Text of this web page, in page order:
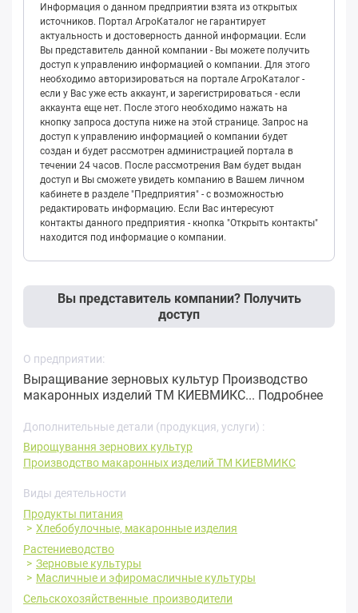
Информация о данном предприятии взята из открытых
источников. Портал АгроКаталог не гарантирует
актуальность и достоверность данной информации. Если
Вы представитель данной компании - Вы можете получить
доступ к управлению информацией о компании. Для этого
необходимо авторизироваться на портале АгроКаталог -
если у Вас уже есть аккаунт, и зарегистрироваться - если
аккаунта еще нет. После этого необходимо нажать на
кнопку запроса доступа ниже на этой странице. Запрос на
доступ к управлению информацией о компании будет
создан и будет рассмотрен администрацией портала в
течении 24 часов. После рассмотрения Вам будет выдан
доступ и Вы сможете увидеть компанию в Вашем личном
кабинете в разделе "Предприятия" - с возможностью
редактировать информацию. Если Вас интересуют
контакты данного предприятия - кнопка "Открыть контакты"
находится под информацие о компании.
Вы представитель компании? Получить
доступ
О предприятии:
Выращивание зерновых культур Производство
макаронных изделий ТМ КИЕВМИКС... Подробнее
Дополнительные детали (продукция, услуги) :
Вирощування зернових культур
Производство макаронных изделий ТМ КИЕВМИКС
Виды деятельности
Продукты питания
Хлебобулочные, макаронные изделия
Растениеводство
Зерновые культуры
Масличные и эфиромасличные культуры
Сельскохозяйственные производители